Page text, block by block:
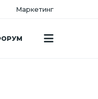
Маркетинг